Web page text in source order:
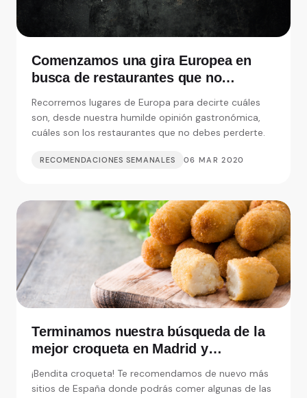
Comenzamos una gira Europea en
busca de restaurantes que no
Recorremos lugares de Europa para decirte cuáles
son, desde nuestra humilde opinión gastronómica,
cuáles son los restaurantes que no debes perderte.
RECOMENDACIONES SEMANALES 06 MAR 2020
Terminamos nuestra búsqueda de la
mejor croqueta en Madrid y
¡Bendita croqueta! Te recomendamos de nuevo más
sitios de España donde podrás comer algunas de las